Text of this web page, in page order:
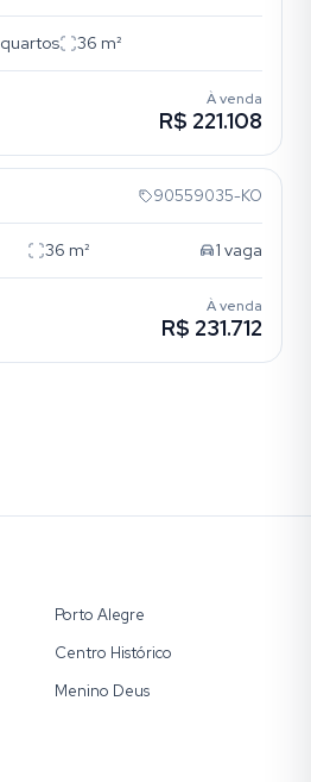
quartos 36 m²
À venda
R$ 221.108
90559035-KO
36 m² 1 vaga
À venda
R$ 231.712
Porto Alegre
Centro Histórico
Menino Deus